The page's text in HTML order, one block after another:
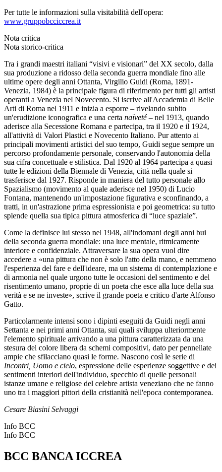
Per tutte le informazioni sulla visitabilità dell'opera:
www.gruppobcciccrea.it
Nota critica
Nota storico-critica
Tra i grandi maestri italiani “visivi e visionari” del XX secolo, dalla
sua produzione a ridosso della seconda guerra mondiale fino alle
ultime opere degli anni Ottanta, Virgilio Guidi (Roma, 1891-
Venezia, 1984) è la principale figura di riferimento per tutti gli artisti
operanti a Venezia nel Novecento. Si iscrive all'Accademia di Belle
Arti di Roma nel 1911 e inizia a esporre – rivelando subito
un'erudizione iconografica e una certa naïveté– nel 1913, quando
aderisce alla Secessione Romana e partecipa, tra il 1920 e il 1924,
all'attività di Valori Plastici e Novecento Italiano. Pur attento ai
principali movimenti artistici del suo tempo, Guidi segue sempre un
percorso profondamente personale, conservando l'autonomia della
sua cifra concettuale e stilistica. Dal 1920 al 1964 partecipa a quasi
tutte le edizioni della Biennale di Venezia, città nella quale si
trasferisce dal 1927. Risponde in maniera del tutto personale allo
Spazialismo (movimento al quale aderisce nel 1950) di Lucio
Fontana, mantenendo un'impostazione figurativa e sconfinando, a
tratti, in un'astrazione prima espressionista e poi geometrica: su tutto
splende quella sua tipica pittura atmosferica di “luce spaziale”.
Come la definisce lui stesso nel 1948, all'indomani degli anni bui
della seconda guerra mondiale: una luce mentale, ritmicamente
interiore e confidenziale. Attraversare la sua opera vuol dire
accedere a «una pittura che non è solo l'atto della mano, e nemmeno
l'esperienza del fare e dell'ideare, ma un sistema di contemplazione e
di armonia nel quale urgono tutte le occasioni del sentimento e del
risentimento umano, proprie di un poeta che esce alla luce della sua
verità e se ne investe», scrive il grande poeta e critico d'arte Alfonso
Gatto.
Particolarmente intensi sono i dipinti eseguiti da Guidi negli anni
Settanta e nei primi anni Ottanta, sui quali sviluppa ulteriormente
l'elemento spirituale arrivando a una pittura caratterizzata da una
stesura del colore libera da schemi compositivi, dato per pennellate
ampie che sfilacciano quasi le forme. Nascono così le serie di
Incontri, Uomo e cielo, espressione delle esperienze soggettive e dei
sentimenti interiori dell'individuo, specchio di quelle personali
istanze umane e religiose del celebre artista veneziano che ne fanno
uno tra i maggiori pittori della cristianità nell'epoca contemporanea.
Cesare Biasini Selvaggi
Info BCC
Info BCC
BCC BANCA ICCREA